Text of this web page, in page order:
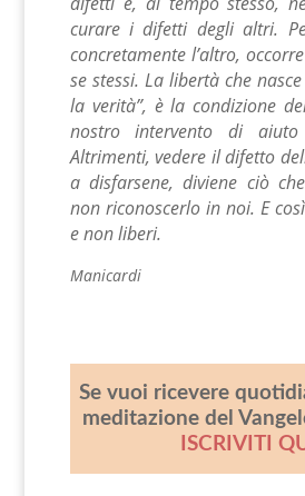
curare i difetti degli altri.
concretamente l’altro,
se stessi. La libertà che
la verità”, è la condizione
nostro intervento di aiuto
Altrimenti, vedere il difetto
a disfarsene, diviene ciò
non riconoscerlo in noi. E
e non liberi.
Manicardi
Se vuoi ricevere
meditazione del
ISCRIVITI